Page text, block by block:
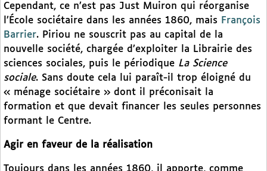
Cependant, ce n’est pas Just Muiron qui réorganise
l’École sociétaire dans les années 1860, mais François
Barrier. Piriou ne souscrit pas au capital de la
nouvelle société, chargée d’exploiter la Librairie des
sciences sociales, puis le périodique La Science
sociale. Sans doute cela lui paraît-il trop éloigné du
« ménage sociétaire » dont il préconisait la
formation et que devait financer les seules personnes
formant le Centre.
Agir en faveur de la réalisation